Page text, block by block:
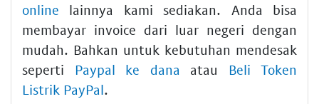
online lainnya kami sediakan. Anda bisa
membayar invoice dari luar negeri dengan
mudah. Bahkan untuk kebutuhan mendesak
seperti Paypal ke dana atau Beli Token
Listrik PayPal.